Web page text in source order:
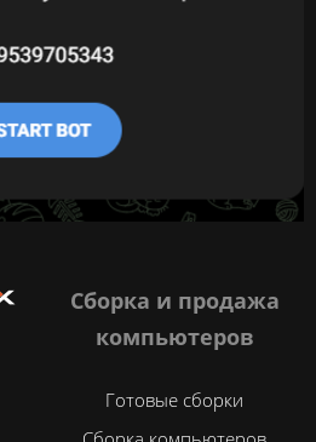
Сборка и продажа
компьютеров
Готовые сборки